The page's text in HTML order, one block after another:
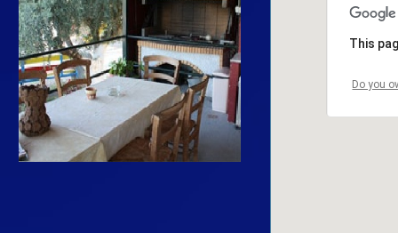
This
Do you
This
Do you